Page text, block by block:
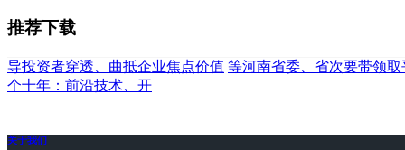
推荐下载
导投资者穿透、曲抵企业焦点价值 等河南省委、省次要带领
个十年：前沿技术、开
关于我们